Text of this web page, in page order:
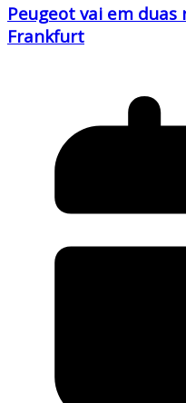
Peugeot vai em duas
Frankfurt